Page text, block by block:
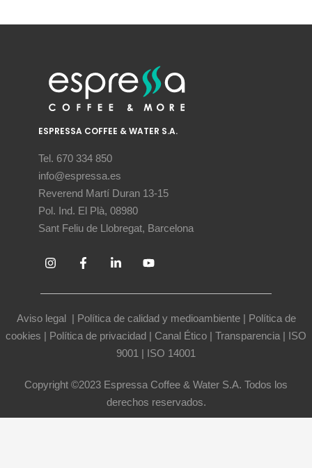
ESPRESSA COFFEE & WATER S.A.
Tel. 670 334 850
info@espressa.es
Reverend Martí Duran 13-15
Pol. Ind. El Plà, 08980
Sant Feliu de Llobregat, Barcelona
Aviso legal | Política de calidad y medioambiente| Política de
cookies | Política de privacidad | Canal Ético | Transparencia | ISO
9001 | ISO 14001
Copyright ©2023 Espressa Coffee & Water S.A. Todos los
derechos reservados.